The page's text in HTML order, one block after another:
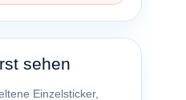
sehen
Einzelsticker,